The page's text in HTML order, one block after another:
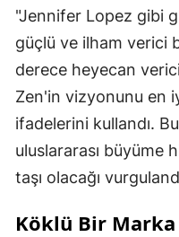
"Jennifer Lopez gibi
güçlü ve ilham verici
derece heyecan
Zen'in vizyonunu en
ifadelerini kullandı.
uluslararası büyüme
taşı olacağı
Köklü Bir